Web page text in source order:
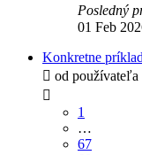
Posledný
01 Feb
Konkretne
od používateľa
1
…
67